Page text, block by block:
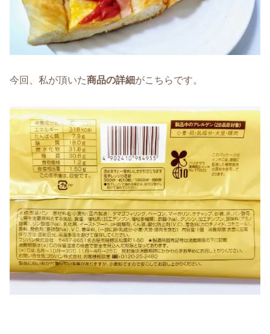
今回、私が頂いた商品の詳細がこちらです。